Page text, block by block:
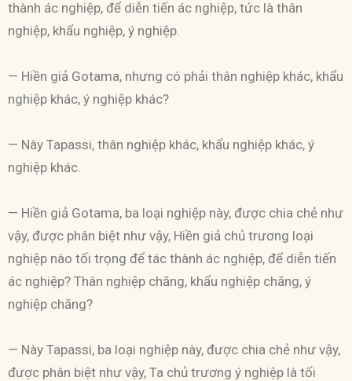
thành ác nghiệp, để diễn tiến ác nghiệp, tức là thân
nghiệp, khẩu nghiệp, ý nghiệp.
— Hiền giả Gotama, nhưng có phải thân nghiệp khác, khẩu
nghiệp khác, ý nghiệp khác?
— Này Tapassi, thân nghiệp khác, khẩu nghiệp khác, ý
nghiệp khác.
— Hiền giả Gotama, ba loại nghiệp này, được chia chẻ như
vậy, được phân biệt như vậy, Hiền giả chủ trương loại
nghiệp nào tối trọng để tác thành ác nghiệp, để diễn tiến
ác nghiệp? Thân nghiệp chăng, khẩu nghiệp chăng, ý
nghiệp chăng?
— Này Tapassi, ba loại nghiệp này, được chia chẻ như vậy,
được phân biệt như vậy, Ta chủ trương ý nghiệp là tối